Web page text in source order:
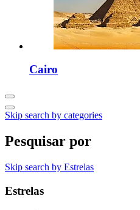
Cairo
Skip search by categories
Pesquisar por
Skip search by Estrelas
Estrelas